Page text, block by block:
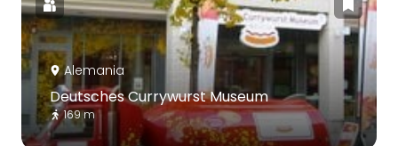
Alemania
Deutsches Currywurst Museum
169 m